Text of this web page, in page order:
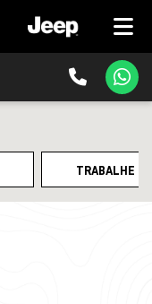
TRABALHE